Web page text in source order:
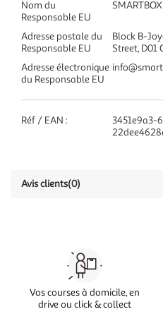
Nom du
Responsable EU
Adresse postale du
Responsable EU
Block B-
Street, D01
Adresse électronique
du Responsable EU
Réf / EAN :
3451e9a3-
Avis clients(0)
Vos courses à domicile, en
drive ou click & collect